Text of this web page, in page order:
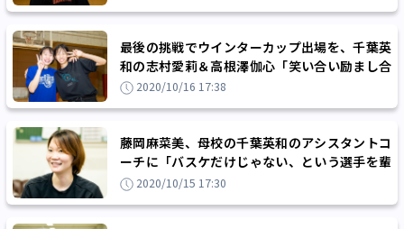
最後の挑戦でウインターカップ出場を、千葉英
和の志村愛莉＆高根澤伽心「笑い合い励まし合
いながらやっていきます」
2020/10/16 17:38
藤岡麻菜美、母校の千葉英和のアシスタントコ
ーチに「バスケだけじゃない、という選手を輩
出したい」
2020/10/15 17:30